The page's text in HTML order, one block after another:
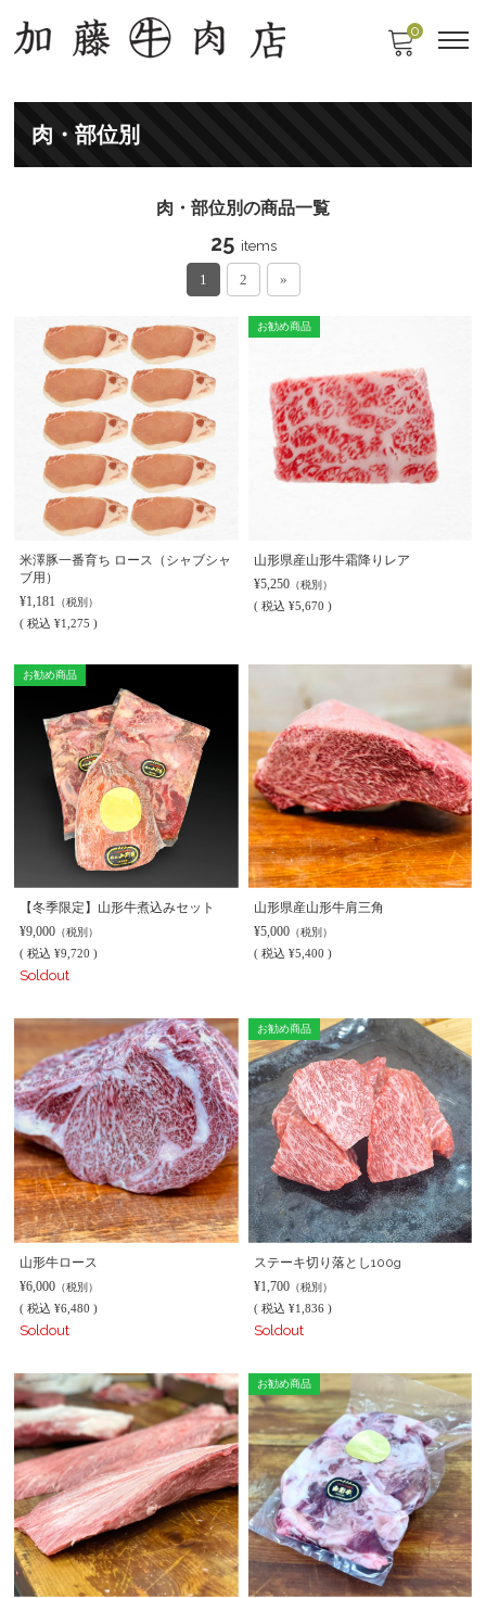
0
肉・部位別
肉・部位別の商品一覧
25 items
1 2 »
米澤豚一番育ち ロース（シャブシャ
ブ用）
¥1,181
（税別）
( 税込 ¥1,275 )
お勧め商品
山形県産山形牛霜降りレア
¥5,250（税別）
( 税込 ¥5,670 )
お勧め商品
【冬季限定】山形牛煮込みセット
¥9,000 （税別）
( 税込 ¥9,720 )
Soldout
山形県産山形牛肩三角
¥5,000（税別）
( 税込 ¥5,400 )
山形牛ロース
¥6,000 （税別）
( 税込 ¥6,480 )
Soldout
お勧め商品
ステーキ切り落とし100g
¥1,700（税別）
( 税込 ¥1,836 )
Soldout
お勧め商品